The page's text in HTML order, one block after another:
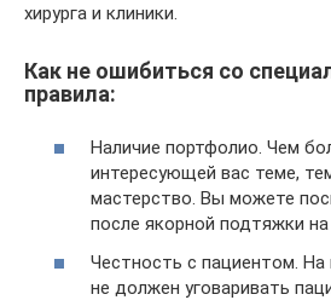
хирурга и клиники.
Как не ошибиться со
правила:
Наличие портфолио. Чем
интересующей вас теме,
мастерство. Вы можете
после якорной подтяжки на
Честность с пациентом. На
не должен уговаривать